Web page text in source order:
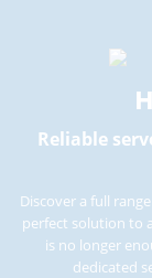
Reliable
Discover a full
perfect solution to
is no longer
dedicated